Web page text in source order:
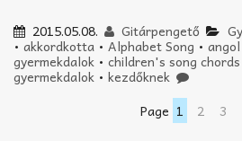
2015.05.08. Gitárpengető
• akkordkotta • Alphabet Song •
gyermekdalok • children's song chords
gyermekdalok • kezdőknek
Page 1 2 3